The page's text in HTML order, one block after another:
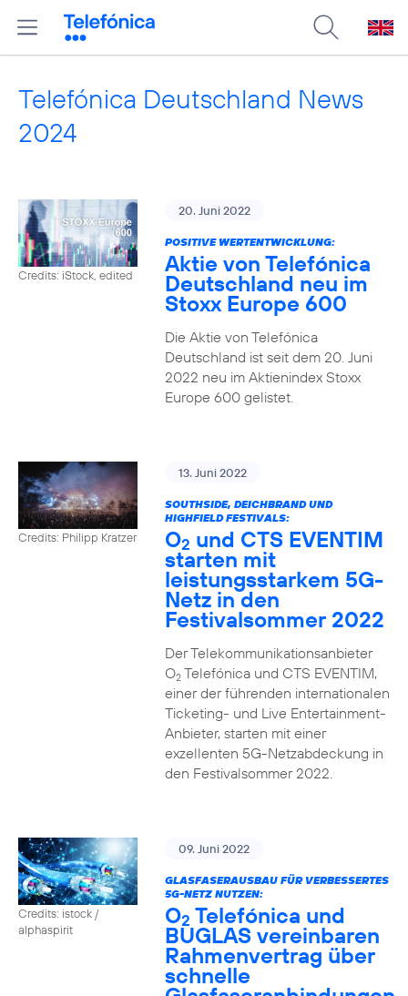
Telefónica Deutschland News
2024
Credits: iStock, edited
20. Juni 2022
POSITIVE WERTENTWICKLUNG:
Aktie von Telefónica
Deutschland neu im
Stoxx Europe 600
Die Aktie von Telefónica
Deutschland ist seit dem 20. Juni
2022 neu im Aktienindex Stoxx
Europe 600 gelistet.
Credits: Philipp Kratzer
13. Juni 2022
SOUTHSIDE, DEICHBRAND UND
HIGHFIELD FESTIVALS:
O2 und CTS EVENTIM
starten mit
leistungsstarkem 5G-
Netz in den
Festivalsommer 2022
Der Telekommunikationsanbieter
O2Telefónica und CTS EVENTIM,
einer der führenden internationalen
Ticketing- und Live Entertainment-
Anbieter, starten mit einer
exzellenten 5G-Netzabdeckung in
den Festivalsommer 2022.
Credits: istock /
alphaspirit
09. Juni 2022
GLASFASERAUSBAU FÜR VERBESSERTES
5G-NETZ NUTZEN:
O2 Telefónica und
BUGLAS vereinbaren
Rahmenvertrag über
schnelle